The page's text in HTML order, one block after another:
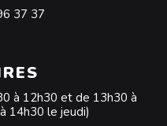
37 37
à 12h30 et de 13h30 à
14h30 le jeudi)